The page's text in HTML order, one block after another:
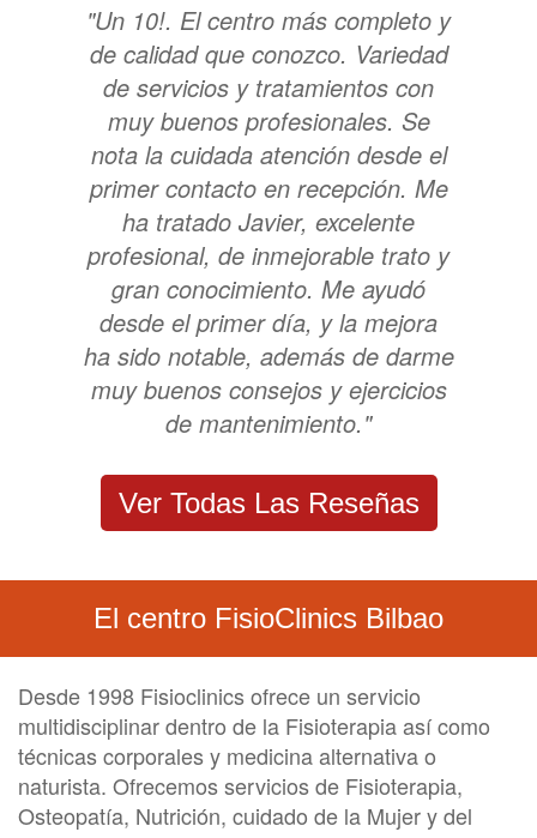
"Un 10!. El centro más completo y
de calidad que conozco. Variedad
de servicios y tratamientos con
muy buenos profesionales. Se
nota la cuidada atención desde el
primer contacto en recepción. Me
ha tratado Javier, excelente
profesional, de inmejorable trato y
gran conocimiento. Me ayudó
desde el primer día, y la mejora
ha sido notable, además de darme
muy buenos consejos y ejercicios
de mantenimiento."
Ver Todas Las Reseñas
El centro FisioClinics Bilbao
Desde 1998 Fisioclinics ofrece un servicio
multidisciplinar dentro de la Fisioterapia así como
técnicas corporales y medicina alternativa o
naturista. Ofrecemos servicios de Fisioterapia,
Osteopatía, Nutrición, cuidado de la Mujer y del